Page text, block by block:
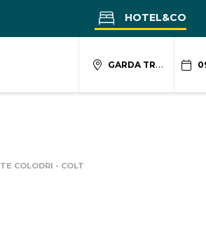
HOTEL&CO
GARDA TRENTINO
COLODRI - COLT